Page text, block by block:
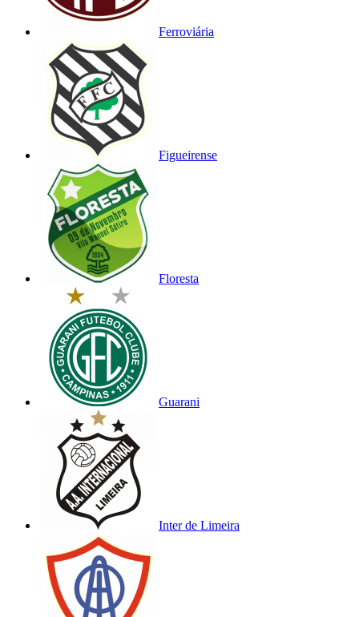
Ferroviária
Figueirense
Floresta
Guarani
Inter de Limeira